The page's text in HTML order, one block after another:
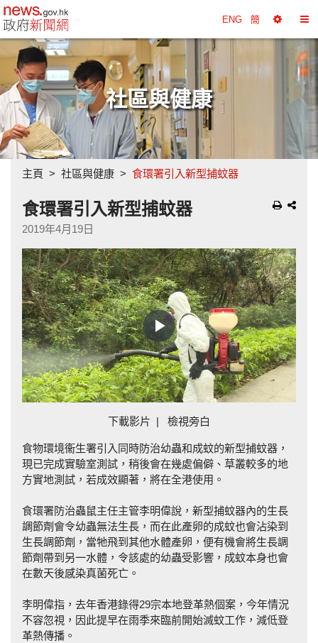
政府新聞網主頁 ENG 簡
擇
換
目
錄
社區與健康
主頁 社區與健康 食環署引入新型捕蚊器
食環署引入新型捕蚊器
2019年4月19日
Play
Video
下載影片 | 檢視旁白
食物環境衞生署引入同時防治幼蟲和成蚊的新型捕蚊器，
現已完成實驗室測試，稍後會在幾處偏僻、草叢較多的地
方實地測試，若成效顯著，將在全港使用。
食環署防治蟲鼠主任主管李明偉說，新型捕蚊器內的生長
調節劑會令幼蟲無法生長，而在此產卵的成蚊也會沾染到
生長調節劑，當牠飛到其他水體產卵，便有機會將生長調
節劑帶到另一水體，令該處的幼蟲受影響，成蚊本身也會
在數天後感染真菌死亡。
李明偉指，去年香港錄得29宗本地登革熱個案，今年情況
不容忽視，因此提早在雨季來臨前開始滅蚊工作，減低登
革熱傳播。